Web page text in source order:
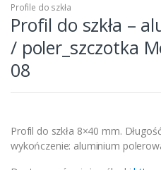
Profile do szkła
Profil do szkła –
/ poler_szczotka
08
Profil do szkła 8×40 mm.
wykończenie: aluminium